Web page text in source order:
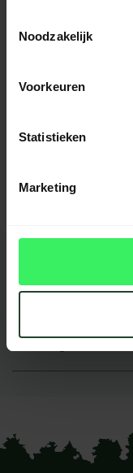
Noodzakelijk
Voorkeuren
Statistieken
Marketing
SPECIFICATIONS
REVIEWS